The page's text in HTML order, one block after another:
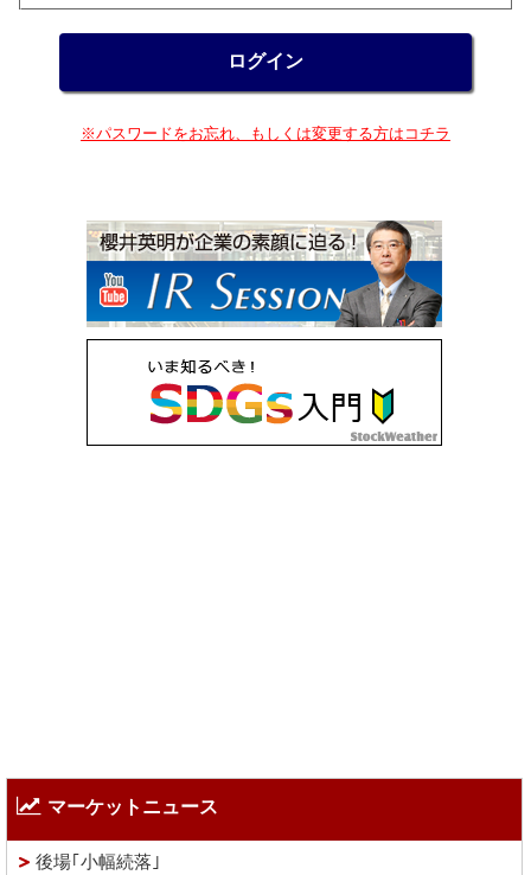
※パスワードをお忘れ、もしくは変更する方はコチラ
マーケットニュース
後場｢小幅続落｣